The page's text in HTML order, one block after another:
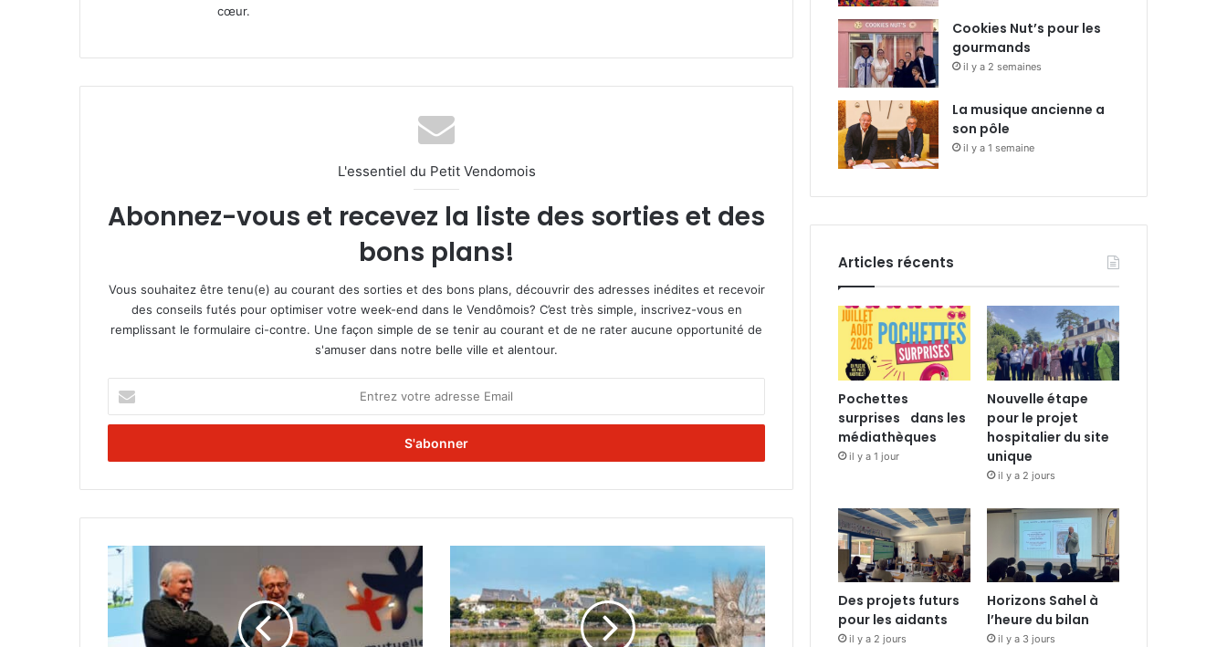
cœur.
L'essentiel du Petit Vendomois
Abonnez-vous et recevez la liste des sorties et des
bons plans!
Vous souhaitez être tenu(e) au courant des sorties et des bons plans, découvrir des adresses inédites et recevoir
des conseils futés pour optimiser votre week-end dans le Vendômois? C’est très simple, inscrivez-vous en
remplissant le formulaire ci-contre. Une façon simple de se tenir au courant et de ne rater aucune opportunité de
s'amuser dans notre belle ville et alentour.
t
e
o
r
e
a
r
C
h
a
s
p
é
r
a
Cookies Nut’s pour les
gourmands
il y a 2 semaines
La musique ancienne a
son pôle
il y a 1 semaine
Articles récents
Pochettes
surprises dans les
médiathèques
il y a 1 jour
Nouvelle étape
pour le projet
hospitalier du site
unique
il y a 2 jours
Des projets futurs
pour les aidants
il y a 2 jours
Horizons Sahel à
l’heure du bilan
il y a 3 jours